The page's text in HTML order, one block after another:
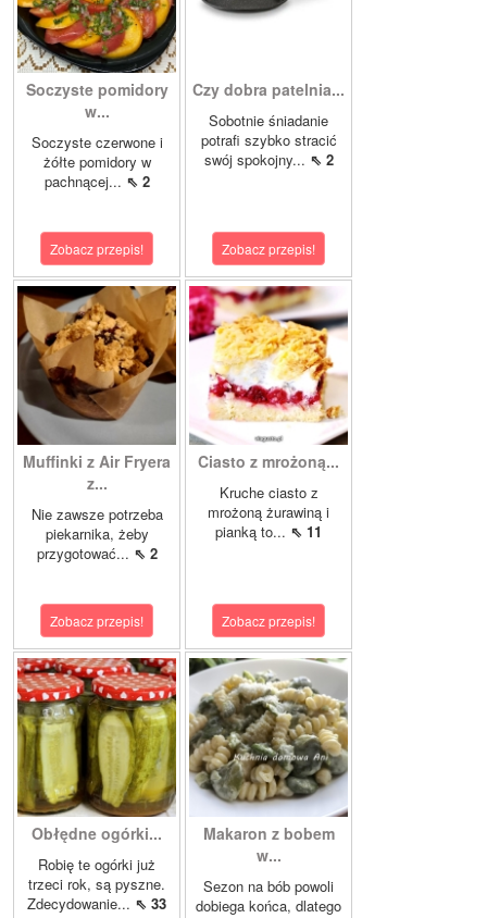
Soczyste pomidory
w...
Soczyste czerwone i
żółte pomidory w
pachnącej... ⇖ 2
Zobacz przepis!
Czy dobra patelnia...
Sobotnie śniadanie
potrafi szybko stracić
swój spokojny... ⇖ 2
Zobacz przepis!
Muffinki z Air Fryera
z...
Nie zawsze potrzeba
piekarnika, żeby
przygotować... ⇖ 2
Zobacz przepis!
Ciasto z mrożoną...
Kruche ciasto z
mrożoną żurawiną i
pianką to... ⇖ 11
Zobacz przepis!
Obłędne ogórki...
Robię te ogórki już
trzeci rok, są pyszne.
Zdecydowanie... ⇖ 33
Makaron z bobem
w...
Sezon na bób powoli
dobiega końca, dlatego